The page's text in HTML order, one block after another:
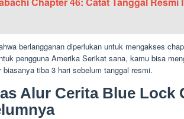
berlangganan diperlukan untuk mengakses
pengguna Amerika Serikat sana, kamu bisa
biasanya tiba 3 hari sebelum tanggal resmi.
Alur Cerita Blue Lock